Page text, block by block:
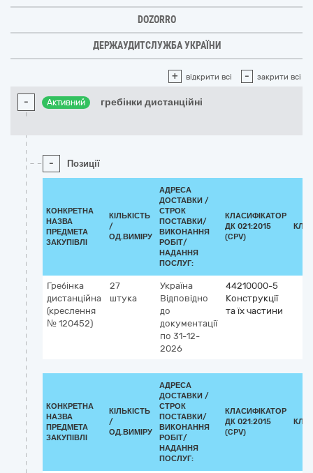
DOZORRO
ДЕРЖАУДИТСЛУЖБА УКРАЇНИ
+ відкрити всі - закрити всі
- Активний гребінки дистанційні
- Позиції
КОНКРЕТНА
НАЗВА
ПРЕДМЕТА
ЗАКУПІВЛІ
КІЛЬКІСТЬ
/
ОД.ВИМІРУ
АДРЕСА
ДОСТАВКИ /
СТРОК
ПОСТАВКИ/
ВИКОНАННЯ
РОБІТ/
НАДАННЯ
ПОСЛУГ:
КЛАСИФІКАТОР
ДК 021:2015
(CPV)
Гребінка
дистанційна
(креслення
№ 120452)
27
штука
Україна
Відповідно
до
документації
по 31-12-
2026
44210000-5
Конструкції
та їх частини
КОНКРЕТНА
НАЗВА
ПРЕДМЕТА
ЗАКУПІВЛІ
КІЛЬКІСТЬ
/
ОД.ВИМІРУ
АДРЕСА
ДОСТАВКИ /
СТРОК
ПОСТАВКИ/
ВИКОНАННЯ
РОБІТ/
НАДАННЯ
ПОСЛУГ:
КЛАСИФІКАТОР
ДК 021:2015
(CPV)